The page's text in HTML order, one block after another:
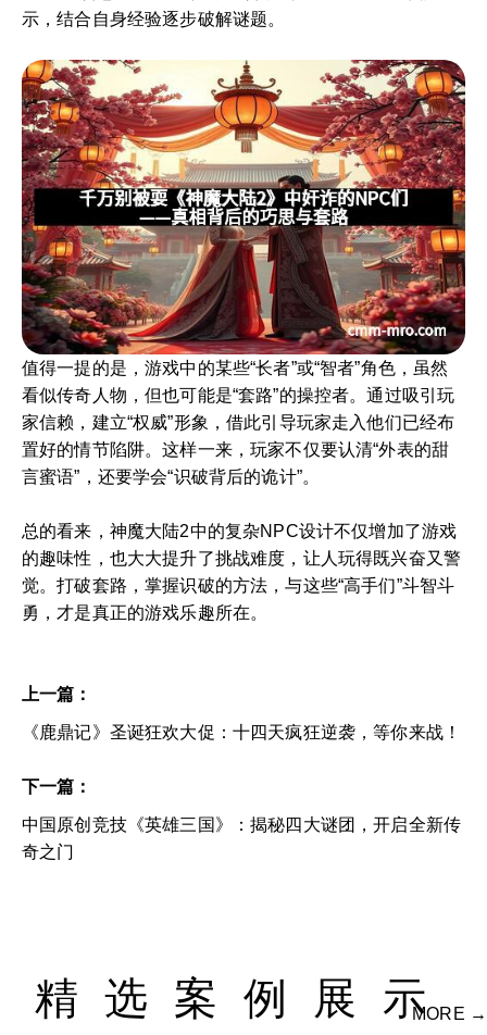
示，结合自身经验逐步破解谜题。
值得一提的是，游戏中的某些“长者”或“智者”角色，虽然
看似传奇人物，但也可能是“套路”的操控者。通过吸引玩
家信赖，建立“权威”形象，借此引导玩家走入他们已经布
置好的情节陷阱。这样一来，玩家不仅要认清“外表的甜
言蜜语”，还要学会“识破背后的诡计”。
总的看来，神魔大陆2中的复杂NPC设计不仅增加了游戏
的趣味性，也大大提升了挑战难度，让人玩得既兴奋又警
觉。打破套路，掌握识破的方法，与这些“高手们”斗智斗
勇，才是真正的游戏乐趣所在。
上一篇：
《鹿鼎记》圣诞狂欢大促：十四天疯狂逆袭，等你来战！
下一篇：
中国原创竞技《英雄三国》：揭秘四大谜团，开启全新传
奇之门
精选案例展示MORE →